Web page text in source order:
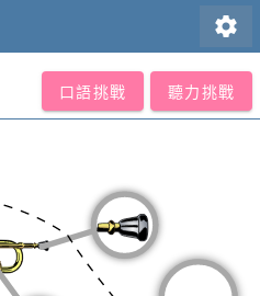
settings
口語挑戰 聽力挑戰